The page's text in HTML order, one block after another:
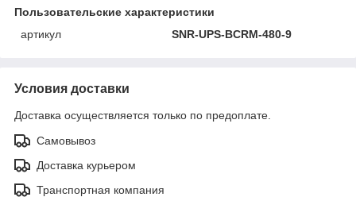
Пользовательские характеристики
артикул
SNR-UPS-BCRM-480-9
Условия доставки
Доставка осуществляется только по предоплате.
Самовывоз
Доставка курьером
Транспортная компания